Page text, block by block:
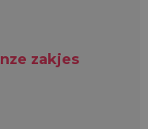
zakjes